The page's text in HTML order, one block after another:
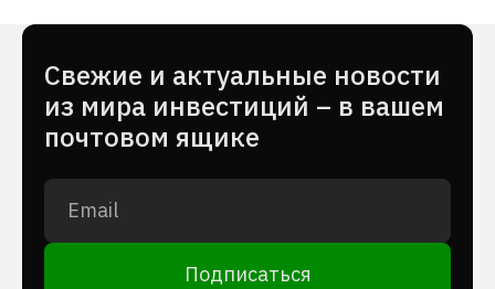
Cвежие и актуальные новости
из мира инвестиций – в вашем
почтовом ящике
Подписаться